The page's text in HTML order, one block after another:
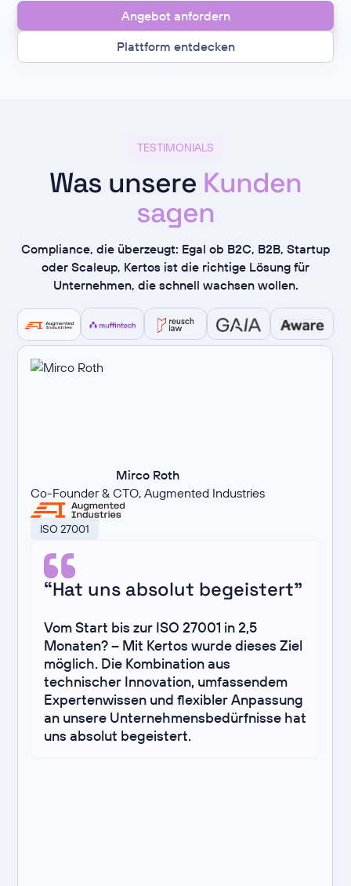
Angebot anfordern
Plattform entdecken
TESTIMONIALS
Was unsere Kunden
sagen
Compliance, die überzeugt: Egal ob B2C, B2B, Startup
oder Scaleup, Kertos ist die richtige Lösung für
Unternehmen, die schnell wachsen wollen.
Mirco Roth
Co-Founder & CTO, Augmented Industries
ISO 27001
“Hat uns absolut begeistert”
Vom Start bis zur ISO 27001 in 2,5
Monaten? – Mit Kertos wurde dieses Ziel
möglich. Die Kombination aus
technischer Innovation, umfassendem
Expertenwissen und flexibler Anpassung
an unsere Unternehmensbedürfnisse hat
uns absolut begeistert.